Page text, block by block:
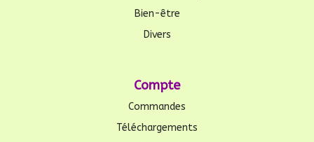
Bien-être
Divers
Compte
Commandes
Téléchargements